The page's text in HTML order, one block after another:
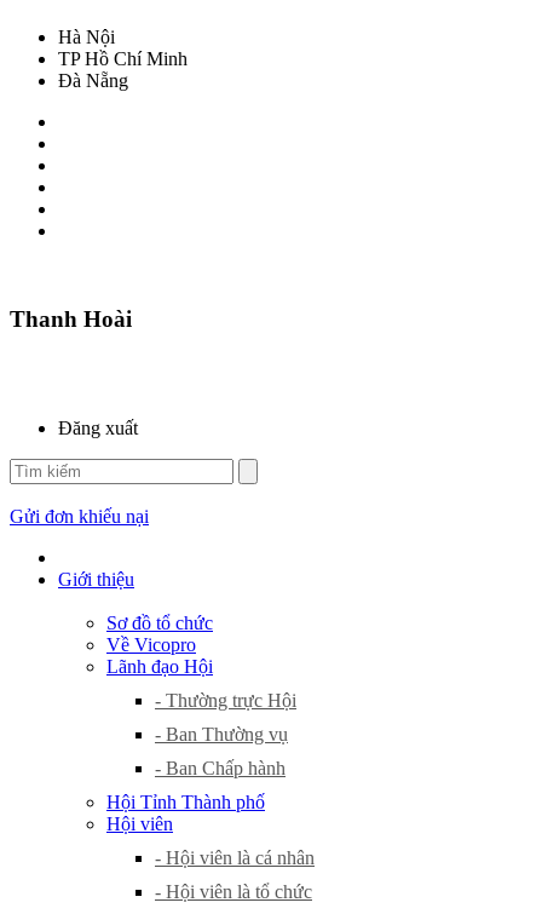
Hà Nội
TP Hồ Chí Minh
Đà Nẵng
Thanh Hoài
Đăng xuất
Gửi đơn khiếu nại
Giới thiệu
Sơ đồ tổ chức
Về Vicopro
Lãnh đạo Hội
- Thường trực Hội
- Ban Thường vụ
- Ban Chấp hành
Hội Tỉnh Thành phố
Hội viên
- Hội viên là cá nhân
- Hội viên là tổ chức